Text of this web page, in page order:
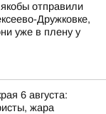
отправили
Дружковке,
уже в плену у
6 августа:
жара